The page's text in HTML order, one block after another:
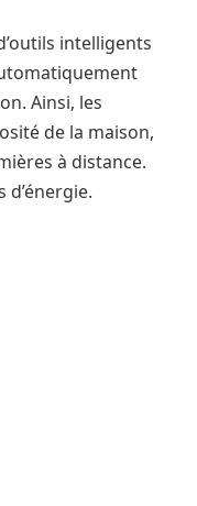
intelligents
Ainsi, les
de la maison,
à distance.